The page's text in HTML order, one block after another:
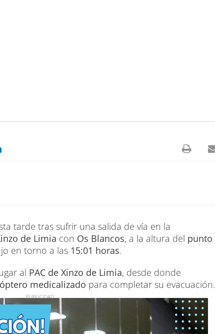
tarde tras sufrir una salida de vía en la
de Limia con Os Blancos, a la altura del punto
en torno a las 15:01 horas.
al PAC de Xinzo de Limia, desde donde
medicalizado para completar su evacuación.